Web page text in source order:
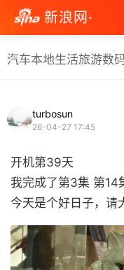
新浪网·
汽车本地生活旅游数
turbosun
26-04-27 17:45
开机第39天
我完成了第3集 第14
今天是个好日子，请